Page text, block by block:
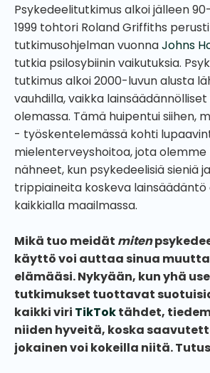
Psykedeelitutkimus alkoi jälleen
1999 tohtori Roland Griffiths perusti
tutkimusohjelman vuonnaJohns
tutkia psilosybiinin vaikutuksia.
tutkimus alkoi 2000-luvun alusta
vauhdilla, vaikka
olemassa. Tämä huipentui siihen,
- työskentelemässä kohti
mielenterveyshoitoa, jota olemme
nähneet, kun psykedeelisiä sieniä
trippiaineita koskeva lainsäädäntö
kaikkialla maailmassa.
Mikä tuo meidät miten
käyttö voi auttaa sinua
elämääsi. Nykyään, kun yhä
tutkimukset tuottavat
kaikki viri TikToktähdet,
niiden hyveitä, koska
jokainen voi kokeilla niitä.